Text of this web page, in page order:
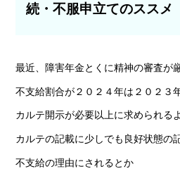
続・不服申立てのススメ
最近、障害年金とくに精神の審査が
不支給割合が２０２４年は２０２３
カルテ開示が必要以上に求められる
カルテの記載に少しでも良好状態の
不支給の理由にされるとか